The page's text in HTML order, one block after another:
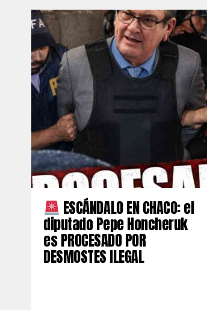
ESCÁNDALO EN CHACO: el
diputado Pepe Honcheruk
es PROCESADO POR
DESMOSTES ILEGAL